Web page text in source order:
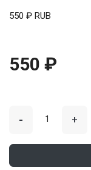
550 ₽ RUB
550 ₽
- +